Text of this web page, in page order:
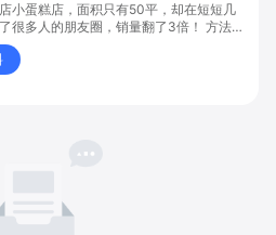
小蛋糕店，面积只有50平，却在短短几
很多人的朋友圈，销量翻了3倍！ 方法则
助小红书的种草平台和闭环引流，实现从
”的完美闭环！ 👇